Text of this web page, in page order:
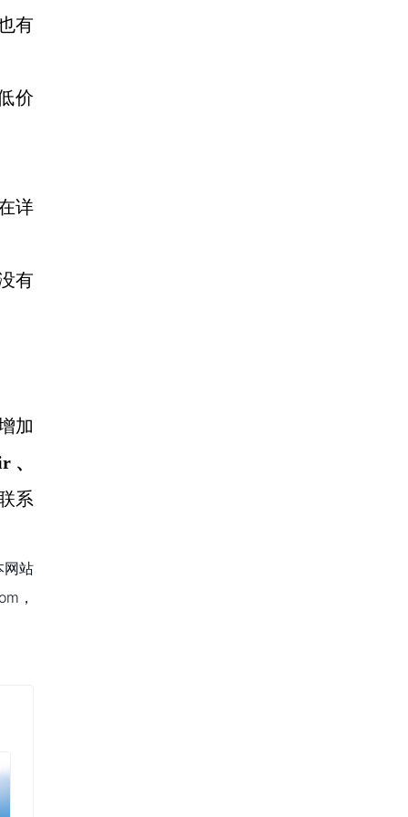
有
价
详
有
加
、
系
网站
，